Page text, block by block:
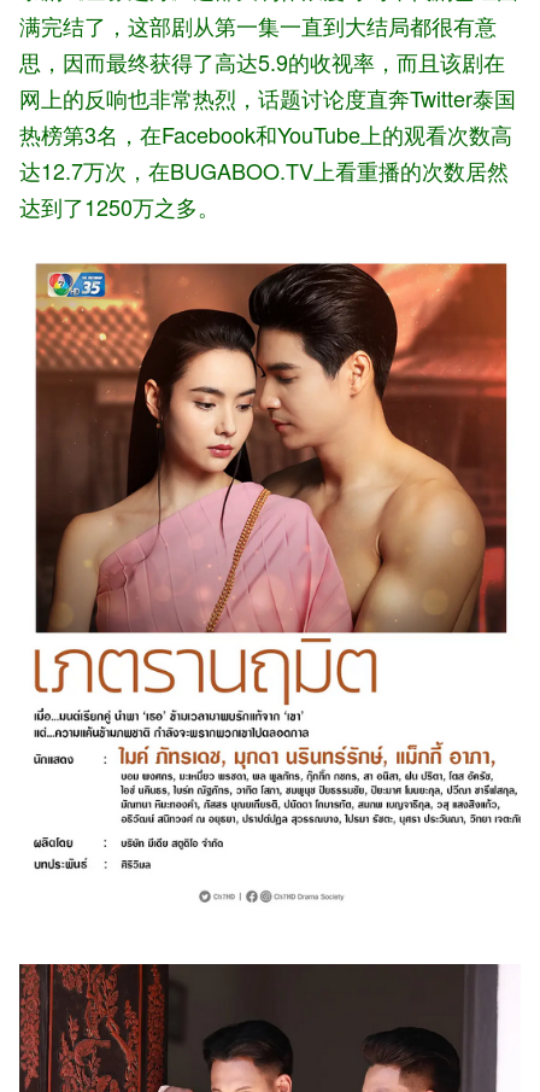
满完结了，这部剧从第一集一直到大结局都很有意
思，因而最终获得了高达5.9的收视率，而且该剧在
网上的反响也非常热烈，话题讨论度直奔Twitter泰国
热榜第3名，在Facebook和YouTube上的观看次数高
达12.7万次，在BUGABOO.TV上看重播的次数居然
达到了1250万之多。